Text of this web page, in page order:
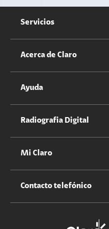
Servicios
Servicios Móviles
Claro club
Acerca de Claro
Información Corporativa
Propietario terreno antenas
Ayuda
Cotizador servicios móviles
Durabilidad de bienes
Radiografia Digital
Mi Claro
Iniciar sesión
Contacto telefónico